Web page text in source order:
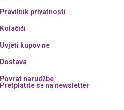
Pravilnik privatnosti
Kolačići
Uvjeti kupovine
Dostava
Povrat narudžbe
Pretplatite se na newsletter